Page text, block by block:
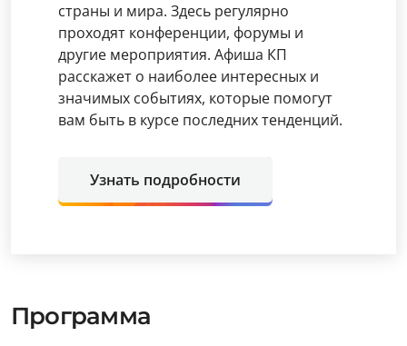
страны и мира. Здесь регулярно
проходят конференции, форумы и
другие мероприятия. Афиша КП
расскажет о наиболее интересных и
значимых событиях, которые помогут
вам быть в курсе последних тенденций.
Узнать подробности
Программа